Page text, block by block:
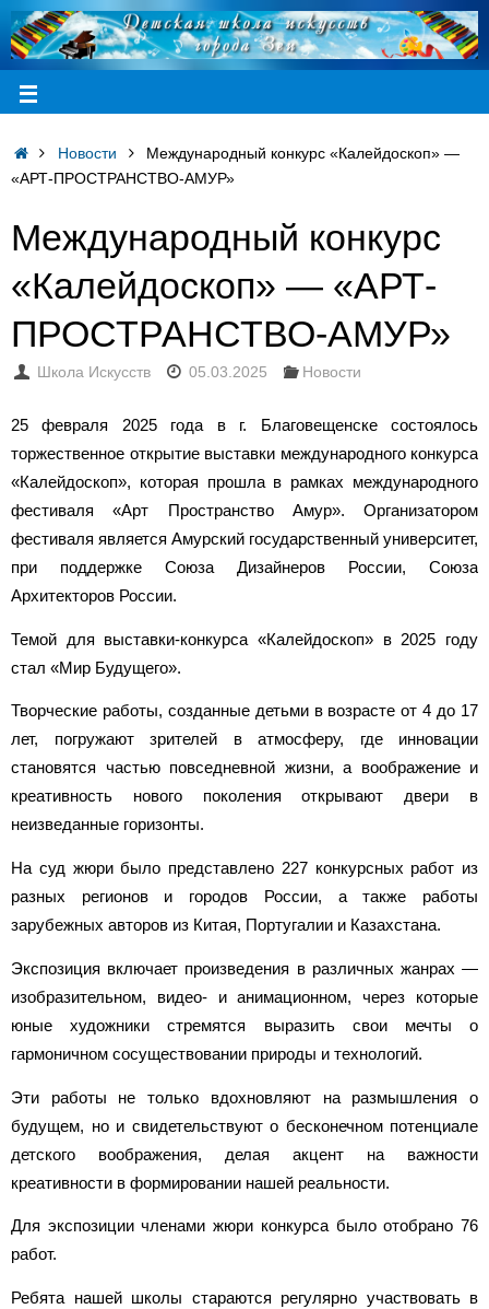
Новости
Международный конкурс «Калейдоскоп» —
«АРТ-ПРОСТРАНСТВО-АМУР»
Международный конкурс
«Калейдоскоп» — «АРТ-
ПРОСТРАНСТВО-АМУР»
Школа Искусств 05.03.2025 Новости
25 февраля 2025 года в г. Благовещенске состоялось
торжественное открытие выставки международного конкурса
«Калейдоскоп», которая прошла в рамках международного
фестиваля «Арт Пространство Амур». Организатором
фестиваля является Амурский государственный университет,
при поддержке Союза Дизайнеров России, Союза
Архитекторов России.
Темой для выставки-конкурса «Калейдоскоп» в 2025 году
стал «Мир Будущего».
Творческие работы, созданные детьми в возрасте от 4 до 17
лет, погружают зрителей в атмосферу, где инновации
становятся частью повседневной жизни, а воображение и
креативность нового поколения открывают двери в
неизведанные горизонты.
На суд жюри было представлено 227 конкурсных работ из
разных регионов и городов России, а также работы
зарубежных авторов из Китая, Португалии и Казахстана.
Экспозиция включает произведения в различных жанрах —
изобразительном, видео- и анимационном, через которые
юные художники стремятся выразить свои мечты о
гармоничном сосуществовании природы и технологий.
Эти работы не только вдохновляют на размышления о
будущем, но и свидетельствуют о бесконечном потенциале
детского воображения, делая акцент на важности
креативности в формировании нашей реальности.
Для экспозиции членами жюри конкурса было отобрано 76
работ.
Ребята нашей школы стараются регулярно участвовать в